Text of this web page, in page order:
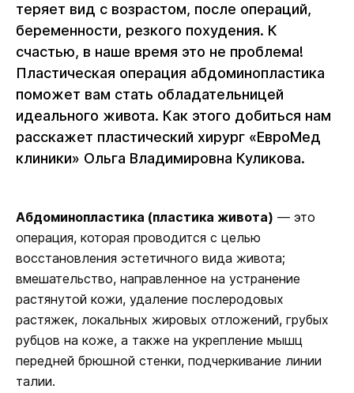
теряет вид с возрастом, после операций,
беременности, резкого похудения. К
счастью, в наше время это не проблема!
Пластическая операция абдоминопластика
поможет вам стать обладательницей
идеального живота. Как этого добиться нам
расскажет пластический хирург «ЕвроМед
клиники» Ольга Владимировна Куликова.
Абдоминопластика (пластика живота) — это
операция, которая проводится с целью
восстановления эстетичного вида живота;
вмешательство, направленное на устранение
растянутой кожи, удаление послеродовых
растяжек, локальных жировых отложений, грубых
рубцов на коже, а также на укрепление мышц
передней брюшной стенки, подчеркивание линии
талии.